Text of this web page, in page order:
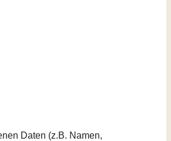
Daten (z.B. Namen,